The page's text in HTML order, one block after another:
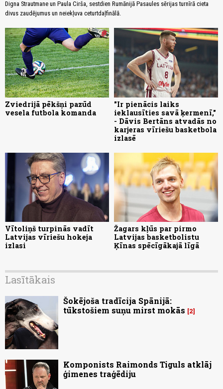
Digna Strautmane un Paula Cirša, sestdien Rumānijā Pasaules sērijas turnīrā cieta
divus zaudējumus un neiekļuva ceturtdaļfinālā.
Zviedrijā pēkšņi pazūd
vesela futbola komanda
"Ir pienācis laiks
ieklausīties savā ķermenī,"
- Dāvis Bertāns atvadās no
karjeras vīriešu basketbola
izlasē
Vītoliņš turpinās vadīt
Latvijas vīriešu hokeja
izlasi
Žagars kļūs par pirmo
Latvijas basketbolistu
Ķīnas spēcīgākajā līgā
Lasītākais
Šokējoša tradīcija Spānijā:
tūkstošiem suņu mirst mokās
2
Komponists Raimonds Tiguls atklāj
ģimenes traģēdiju